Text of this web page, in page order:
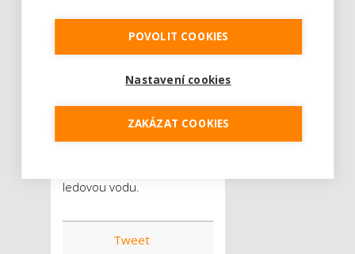
zahřátý interiér, otevřete
prostěradla, která jste
předtím namočili ve
studené vodě. V místnosti
ledovou vodu.
Tweet
POVOLIT COOKIES
Nastavení cookies
ZAKÁZAT COOKIES